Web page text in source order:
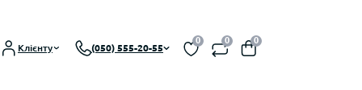
Клієнту (050) 555-20-55
0 0 0